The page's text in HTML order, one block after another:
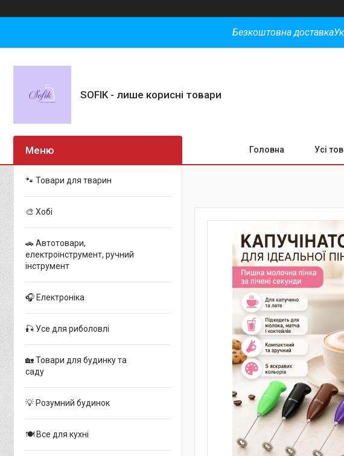
Безкоштовна
SOFIK - лише корисні товари
Головна Усі
🐾 Товари для тварин
🎨 Хобі
🚗 Автотовари,
електроінструмент, ручний
інструмент
🎧 Електроніка
🎣 Усе для риболовлі
🏡 Товари для будинку та
саду
💡 Розумний будинок
🍽 Все для кухні